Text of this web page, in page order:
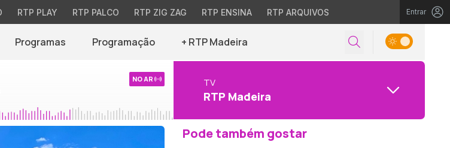
RTP PLAY RTP PALCO RTP ZIG ZAG RTP ENSINA RTP ARQUIVOS Entrar
Programas Programação + RTP Madeira
NO AR TV
RTP Madeira
Pode também gostar